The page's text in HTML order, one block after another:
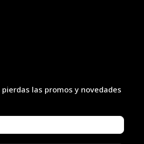
las promos y novedades